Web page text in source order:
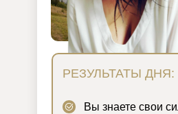
РЕЗУЛЬТАТЫ ДНЯ:
Вы знаете свои